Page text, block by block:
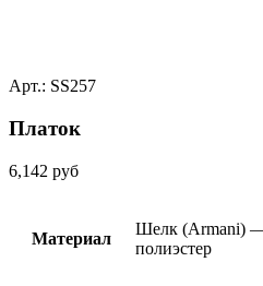
Арт.: SS257
Платок
6,142 руб
Материал
Шелк (Armani)
полиэстер